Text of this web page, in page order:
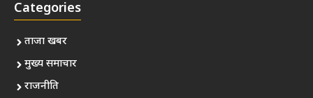
Categories
ताजा खबर
मुख्य समाचार
राजनीति